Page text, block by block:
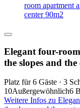
room apartment
center 90m2
Elegant four-
the slopes and
Platz für 6 Gäste · 3
10Außergewöhnlich6
Weitere Infos zu